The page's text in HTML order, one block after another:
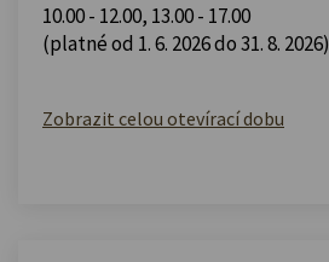
10.00 - 12.00, 13.00 - 17.00
(platné od 1. 6. 2026 do 31. 8. 2026)
Zobrazit celou otevírací dobu